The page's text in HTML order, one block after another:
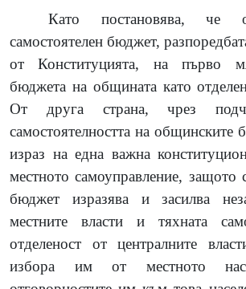
Като постановява, че
самостоятелен бюджет,
от Конституцията, на първо
бюджета на общината като
От друга страна, чрез
самостоятелността на общинските
израз на една важна
местното самоуправление, защото
бюджет изразява и засилва
местните власти и тяхната
отделеност от централните
избора им от местното